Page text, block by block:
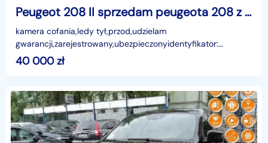
Peugeot 208 II sprzedam peugeota 208 z 2022r
kamera cofania,ledy tył,przod,udzielam
gwarancji,zarejestrowany,ubezpieczonyidentyfikator:
AKL18CT1G
40 000zł